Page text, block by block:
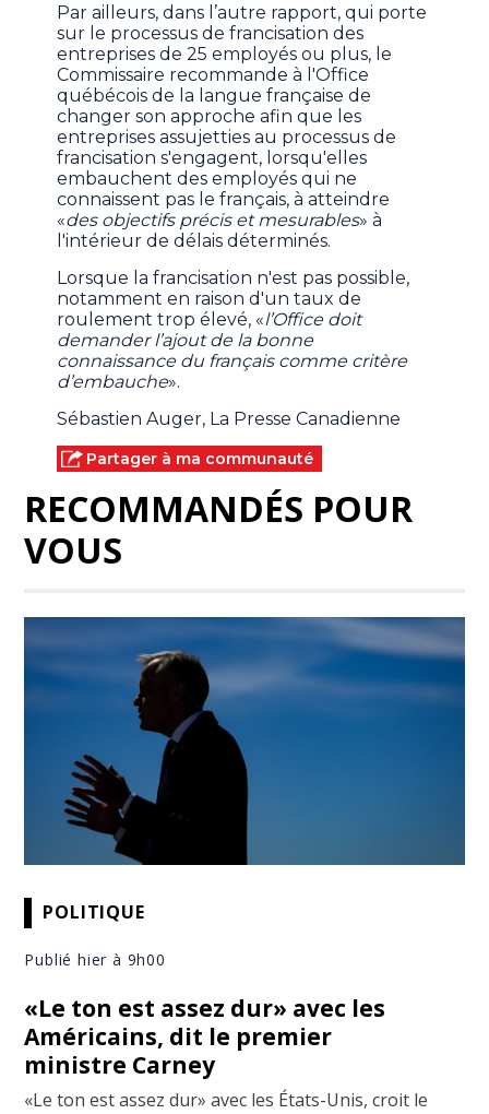
Par ailleurs, dans l’autre rapport, qui porte
sur le processus de francisation des
entreprises de 25 employés ou plus, le
Commissaire recommande à l'Office
québécois de la langue française de
changer son approche afin que les
entreprises assujetties au processus de
francisation s'engagent, lorsqu'elles
embauchent des employés qui ne
connaissent pas le français, à atteindre
«des objectifs précis et mesurables» à
l'intérieur de délais déterminés.
Lorsque la francisation n'est pas possible,
notamment en raison d'un taux de
roulement trop élevé, «l’Office doit
demander l’ajout de la bonne
connaissance du français comme critère
d’embauche».
Sébastien Auger, La Presse Canadienne
Partager à ma communauté
RECOMMANDÉS POUR
VOUS
POLITIQUE
Publié hier à 9h00
«Le ton est assez dur» avec les
Américains, dit le premier
ministre Carney
«Le ton est assez dur» avec les États-Unis, croit le